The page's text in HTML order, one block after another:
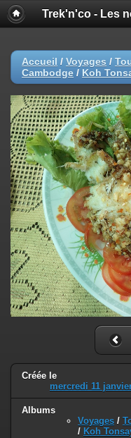
Trek'n'co - Les
Accueil / Voyages /
Cambodge / Koh
Créée le
mercredi 11
Albums
Voyages /
/ Koh